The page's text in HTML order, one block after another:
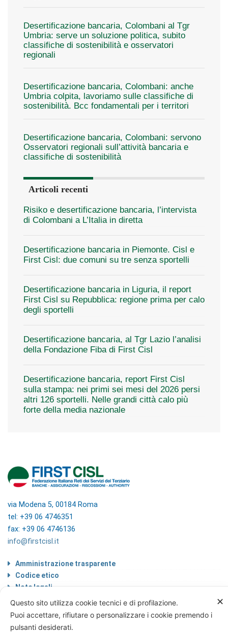
Desertificazione bancaria, Colombani al Tgr
Umbria: serve un soluzione politica, subito
classifiche di sostenibilità e osservatori
regionali
Desertificazione bancaria, Colombani: anche
Umbria colpita, lavoriamo sulle classifiche di
sostenibilità. Bcc fondamentali per i territori
Desertificazione bancaria, Colombani: servono
Osservatori regionali sull’attività bancaria e
classifiche di sostenibilità
Articoli recenti
Risiko e desertificazione bancaria, l’intervista
di Colombani a L’Italia in diretta
Desertificazione bancaria in Piemonte. Cisl e
First Cisl: due comuni su tre senza sportelli
Desertificazione bancaria in Liguria, il report
First Cisl su Repubblica: regione prima per calo
degli sportelli
Desertificazione bancaria, al Tgr Lazio l’analisi
della Fondazione Fiba di First Cisl
Desertificazione bancaria, report First Cisl
sulla stampa: nei primi sei mesi del 2026 persi
altri 126 sportelli. Nelle grandi città calo più
forte della media nazionale
via Modena 5, 00184 Roma
tel: +39 06 4746351
fax: +39 06 4746136
info@firstcisl.it
Amministrazione trasparente
Codice etico
Note legali
Informazioni sul trattamento di dati
personali
Privacy & Cookie Policy
Home
✕
Questo sito utilizza cookie tecnici e di profilazione.
Puoi accettare, rifiutare o personalizzare i cookie premendo i
pulsanti desiderati.